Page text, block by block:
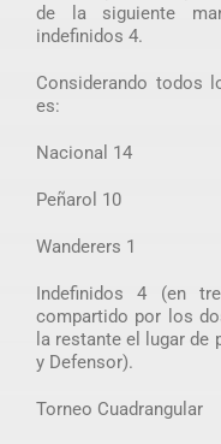
de la siguiente
indefinidos 4.
Considerando todos
es:
Nacional 14
Peñarol 10
Wanderers 1
Indefinidos 4 (en
compartido por los
la restante el lugar de
y Defensor).
Torneo Cuadrangular